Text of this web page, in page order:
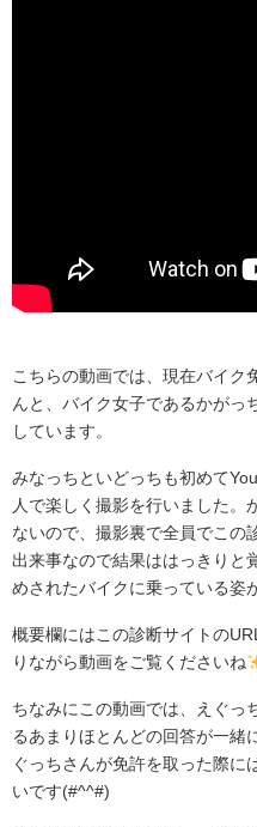
こちらの動画では、現在バイク
んと、バイク女子であるかがっ
しています。
みなっちといどっちも初めて
人で楽しく撮影を行いました。
ないので、撮影裏で全員でこ
出来事なので結果ははっきりと
めされたバイクに乗っている姿
概要欄にはこの診断サイトの
りながら動画をご覧くださいね
ちなみにこの動画では、えぐっ
るあまりほとんどの回答が一緒
ぐっちさんが免許を取った際に
いです(#^^#)